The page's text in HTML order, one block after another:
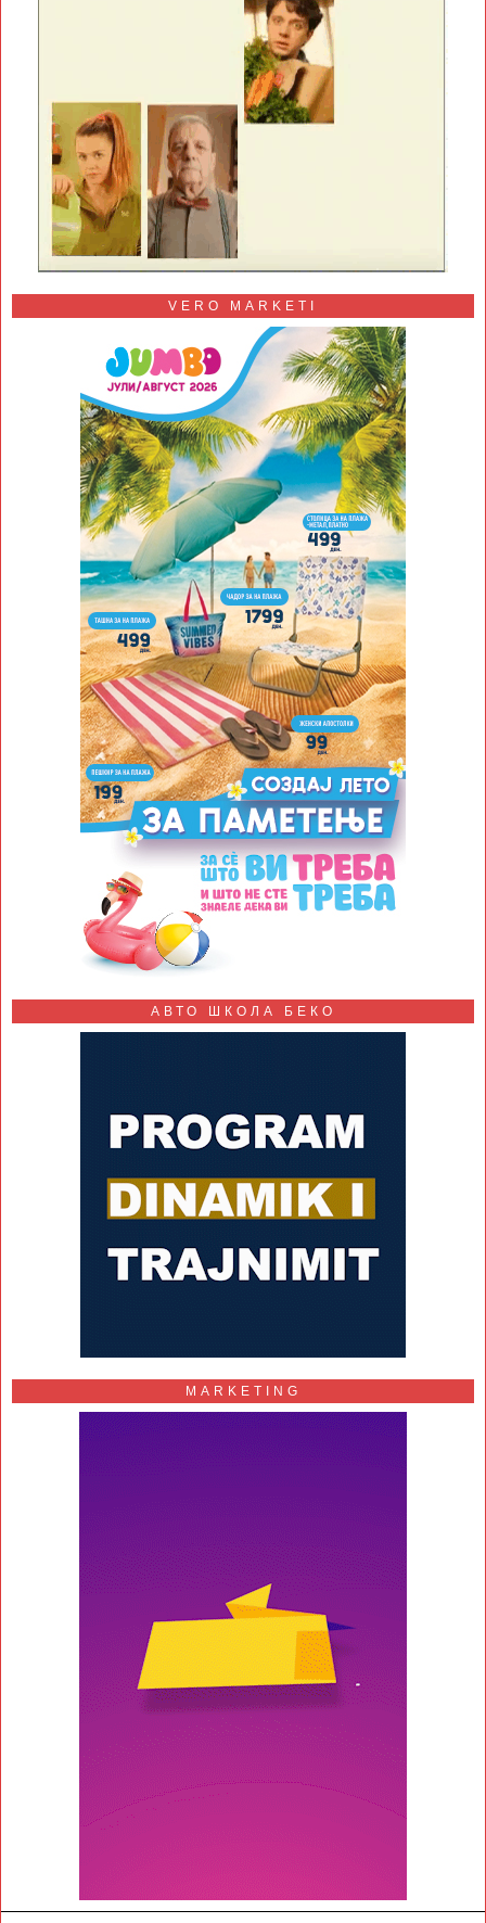
VERO MARKETI
АВТО ШКОЛА БЕКО
MARKETING